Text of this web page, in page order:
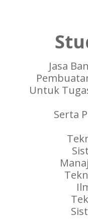
Jasa
Untuk
Serta